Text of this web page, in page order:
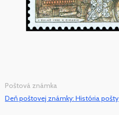
Poštová známka
Deň poštovej známky: História pošty